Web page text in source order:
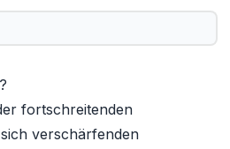
fortschreitenden
verschärfenden